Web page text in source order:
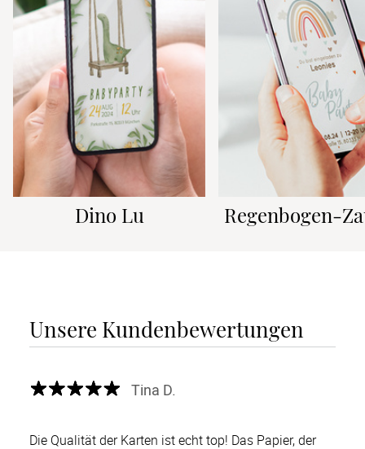
Dino Lu Regenbogen-
Unsere Kundenbewertungen
Tina D.
Die Qualität der Karten ist echt top! Das Papier, der